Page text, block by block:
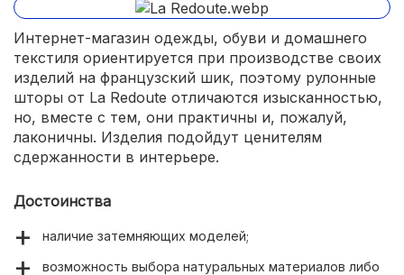
Интернет-магазин одежды, обуви и домашнего
текстиля ориентируется при производстве своих
изделий на французский шик, поэтому рулонные
шторы от La Redoute отличаются изысканностью,
но, вместе с тем, они практичны и, пожалуй,
лаконичны. Изделия подойдут ценителям
сдержанности в интерьере.
Достоинства
наличие затемняющих моделей;
возможность выбора натуральных материалов либо